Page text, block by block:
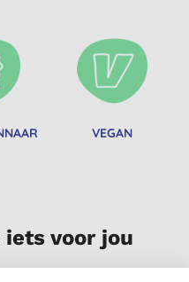
VEGAN
voor jou